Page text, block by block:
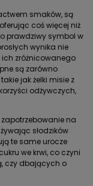
smaków, są
coś więcej niż
prawdziwy symbol w
wynika nie
ich zróżnicowanego
są zarówno
jak żelki misie z
odżywczych,
na
słodzików
te same urocze
we krwi, co czyni
czy dbających o